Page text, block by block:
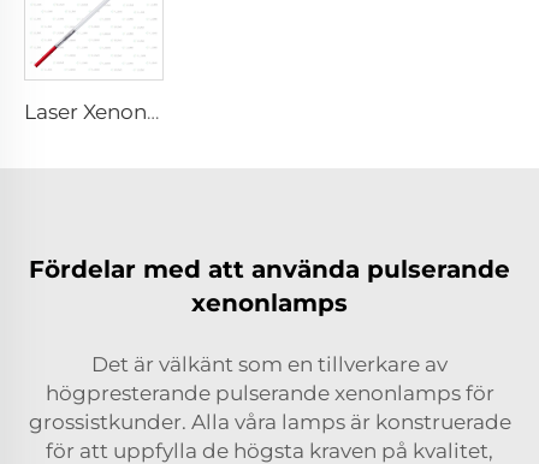
Laser Xenonlampa L2051 – 5×70×130 mm
Fördelar med att använda pulserande
xenonlamps
Det är välkänt som en tillverkare av
högpresterande pulserande xenonlamps för
grossistkunder. Alla våra lamps är konstruerade
för att uppfylla de högsta kraven på kvalitet,